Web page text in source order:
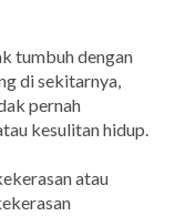
tumbuh dengan
di sekitarnya,
pernah
kesulitan hidup.
atau